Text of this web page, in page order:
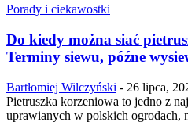
Porady i ciekawostki
Do kiedy można siać
Terminy siewu, późne
Bartłomiej Wilczyński - 26 lipca,
Pietruszka korzeniowa to jedno z
uprawianych w polskich ogrodach,